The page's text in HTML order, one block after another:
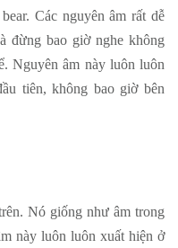
Các nguyên âm rất dễ
đừng bao giờ nghe không
Nguyên âm này luôn luôn
tiên, không bao giờ bên
Nó giống như âm trong
này luôn luôn xuất hiện ở